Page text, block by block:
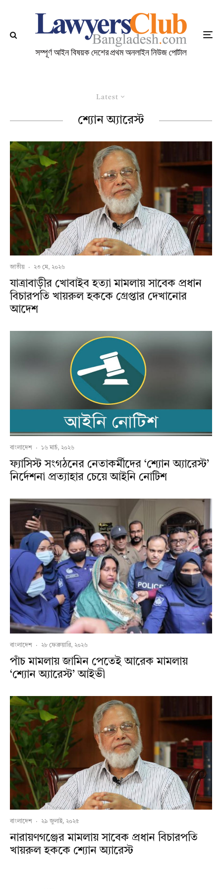
Latest
শ্যোন অ্যারেস্ট
জাতীয় · ২৩ মে, ২০২৬
যাত্রাবাড়ীর খোবাইব হত্যা মামলায় সাবেক প্রধান
বিচারপতি খায়রুল হককে গ্রেপ্তার দেখানোর
আদেশ
বাংলাদেশ · ১৬ মার্চ, ২০২৬
ফ্যাসিস্ট সংগঠনের নেতাকর্মীদের ‘শ্যোন অ্যারেস্ট’
নির্দেশনা প্রত্যাহার চেয়ে আইনি নোটিশ
বাংলাদেশ · ২৮ ফেব্রুয়ারি, ২০২৬
পাঁচ মামলায় জামিন পেতেই আরেক মামলায়
‘শ্যোন অ্যারেস্ট’ আইভী
বাংলাদেশ · ২৯ জুলাই, ২০২৫
নারায়ণগঞ্জের মামলায় সাবেক প্রধান বিচারপতি
খায়রুল হককে শ্যোন অ্যারেস্ট